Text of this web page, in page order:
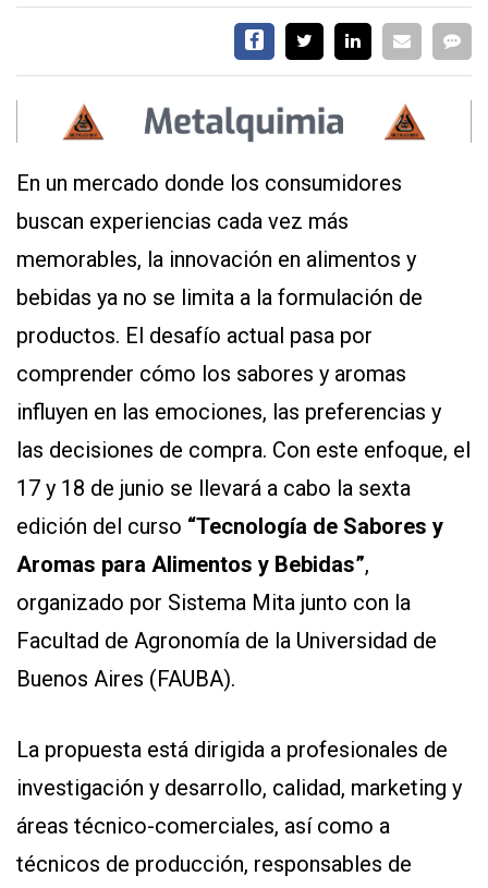
CONTÁCTENOS
TÉRMINOS
POLÍTICAS
DE
DEL
SITIO
En un mercado donde los consumidores
buscan experiencias cada vez más
memorables, la innovación en alimentos y
bebidas ya no se limita a la formulación de
productos. El desafío actual pasa por
comprender cómo los sabores y aromas
influyen en las emociones, las preferencias y
las decisiones de compra. Con este enfoque, el
17 y 18 de junio se llevará a cabo la sexta
edición del curso “Tecnología de Sabores y
Aromas para Alimentos y Bebidas”,
organizado por Sistema Mita junto con la
Facultad de Agronomía de la Universidad de
Buenos Aires (FAUBA).
La propuesta está dirigida a profesionales de
investigación y desarrollo, calidad, marketing y
áreas técnico-comerciales, así como a
técnicos de producción, responsables de